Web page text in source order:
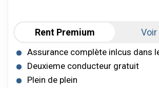
Rent Premium
Assurance complète inlcus dans
Deuxieme conducteur gratuit
Plein de plein